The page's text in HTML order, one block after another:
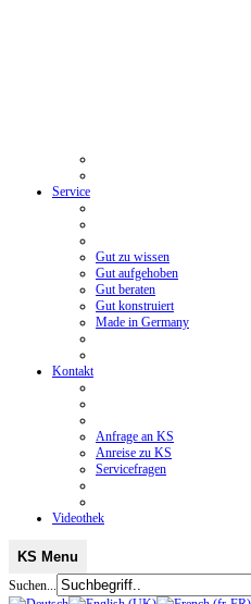
Service
Gut zu wissen
Gut aufgehoben
Gut beraten
Gut konstruiert
Made in Germany
Kontakt
Anfrage an KS
Anreise zu KS
Servicefragen
Videothek
KS Menu
Suchen...